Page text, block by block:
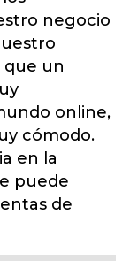
negocio
que un
online,
cómodo.
en la
puede
de